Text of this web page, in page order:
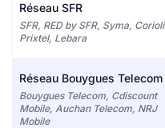
Réseau SFR
SFR, RED by SFR, Syma,
Prixtel, Lebara
Réseau Bouygues Telecom
Bouygues Telecom, Cdiscount
Mobile, Auchan Telecom, NRJ
Mobile